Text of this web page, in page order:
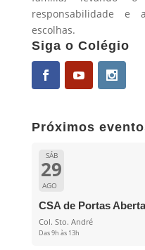
responsabilidade e
escolhas.
Siga o Colégio
Próximos
SÁB
29
AGO
CSA de Portas
Col. Sto. André
Das 9h às 13h